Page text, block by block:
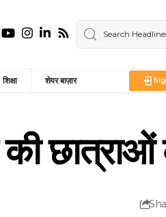
शिक्षा शेयर बाज़ार